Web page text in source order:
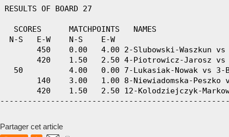
Partager cet article